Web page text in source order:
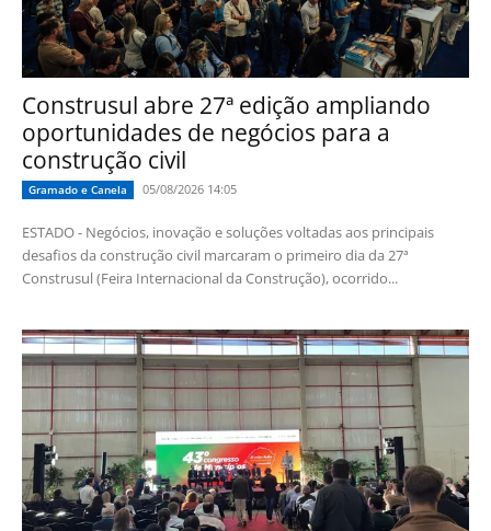
Construsul abre 27ª edição ampliando
oportunidades de negócios para a
construção civil
Gramado e Canela 05/08/2026 14:05
ESTADO - Negócios, inovação e soluções voltadas aos principais
desafios da construção civil marcaram o primeiro dia da 27ª
Construsul (Feira Internacional da Construção), ocorrido...